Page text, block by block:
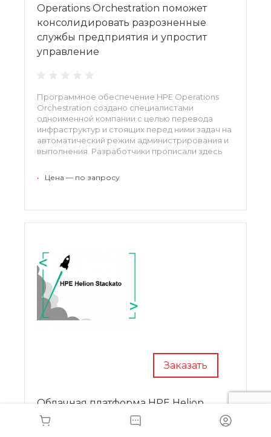
Operations Orchestration поможет
консолидировать разрозненные
службы предприятия и упростит
управление
Программное обеспечение HPE Operations
Orchestration создано специалистами
одноименной компании с целью перевода
инфраструктур и стоящих перед ними задач на
автоматический режим администрирования и
выполнения. Разработчики прописали здесь
производятся через интуитивно понятный
• Цена — по запросу
Заказать
Облачная платформа HPE Helion
Stackato